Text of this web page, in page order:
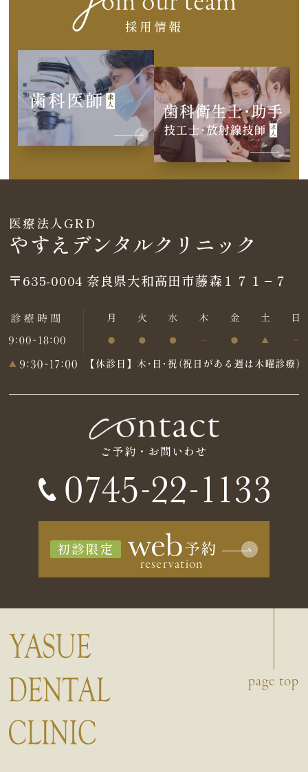
採用情報
医療法人GRD
やすえデンタルクリニック
〒635-0004 奈良県大和高田市藤森１７１−７
ご予約・お問いわせ
初診限定
page top